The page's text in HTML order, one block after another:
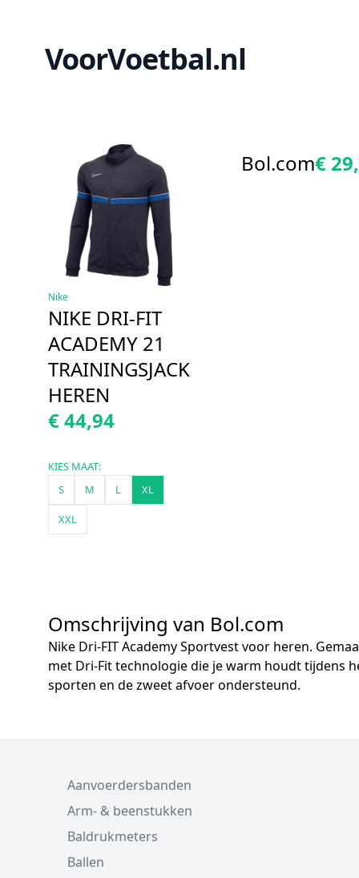
VoorVoetbal.nl
Nike
NIKE DRI-FIT
ACADEMY 21
TRAININGSJACK
HEREN
€ 44,94
KIES MAAT:
S
M L XL
XXL
Bol.com€
Omschrijving van Bol.com
Nike Dri-FIT Academy Sportvest voor heren.
met Dri-Fit technologie die je warm houdt tijdens
sporten en de zweet afvoer ondersteund.
Aanvoerdersbanden
Arm- & beenstukken
Baldrukmeters
Ballen